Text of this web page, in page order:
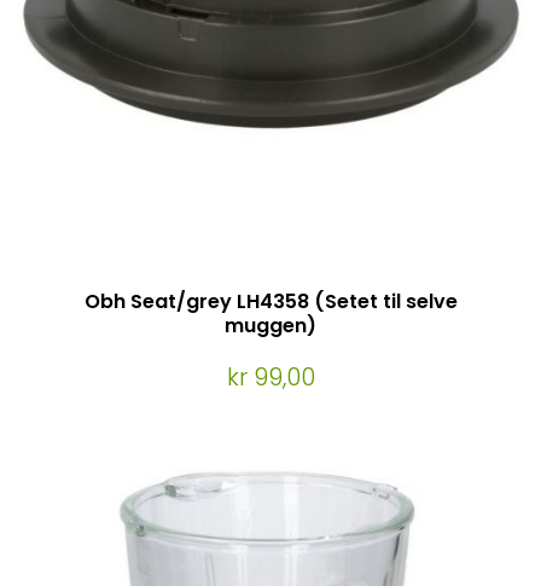
Obh Seat/grey LH4358 (Setet til selve
muggen)
kr 99,00